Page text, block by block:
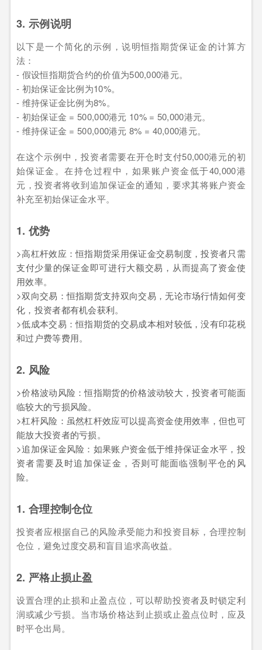
3. 示例说明
以下是一个简化的示例，说明恒指期货保证金的计算方
法：
- 假设恒指期货合约的价值为500,000港元。
- 初始保证金比例为10%。
- 维持保证金比例为8%。
- 初始保证金 = 500,000港元 10% = 50,000港元。
- 维持保证金 = 500,000港元 8% = 40,000港元。
在这个示例中，投资者需要在开仓时支付50,000港元的初
始保证金。在持仓过程中，如果账户资金低于40,000港
元，投资者将收到追加保证金的通知，要求其将账户资金
补充至初始保证金水平。
1. 优势
>高杠杆效应：恒指期货采用保证金交易制度，投资者只需
支付少量的保证金即可进行大额交易，从而提高了资金使
用效率。
>双向交易：恒指期货支持双向交易，无论市场行情如何变
化，投资者都有机会获利。
>低成本交易：恒指期货的交易成本相对较低，没有印花税
和过户费等费用。
2. 风险
>价格波动风险：恒指期货的价格波动较大，投资者可能面
临较大的亏损风险。
>杠杆风险：虽然杠杆效应可以提高资金使用效率，但也可
能放大投资者的亏损。
>追加保证金风险：如果账户资金低于维持保证金水平，投
资者需要及时追加保证金，否则可能面临强制平仓的风
险。
1. 合理控制仓位
投资者应根据自己的风险承受能力和投资目标，合理控制
仓位，避免过度交易和盲目追求高收益。
2. 严格止损止盈
设置合理的止损和止盈点位，可以帮助投资者及时锁定利
润或减少亏损。当市场价格达到止损或止盈点位时，应及
时平仓出局。